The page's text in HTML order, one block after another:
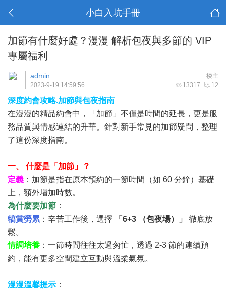
小白入坑手冊
加節有什麼好處？漫漫 解析包夜與多節的 VIP
專屬福利
楼主
admin
13317 12
2023-9-19 14:59:56
深度約會攻略.加節與包夜指南
在漫漫的精品約會中，「加節」不僅是時間的延長，更是服
務品質與情感連結的升華。針對新手常見的加節疑問，整理
了這份深度指南。
一、 什麼是「加節」？
定義 ：加節是指在原本預約的一節時間（如 60 分鐘）基礎
上，額外增加時數。
為什麼要加節 ：
犒賞勞累 ：辛苦工作後，選擇 「6+3 （包夜場）」
徹底放
鬆。
情調培養 ：一節時間往往太過匆忙，透過 2-3 節的連續預
約，能有更多空間建立互動與溫柔氣氛。
漫漫溫馨提示 ：